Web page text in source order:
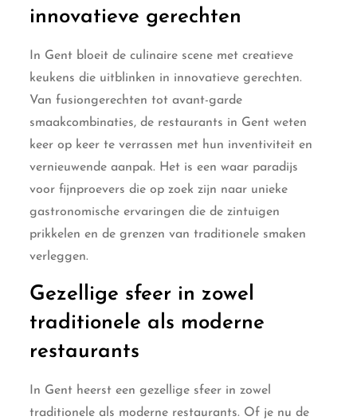
innovatieve gerechten
In Gent bloeit de culinaire scene met creatieve
keukens die uitblinken in innovatieve gerechten.
Van fusiongerechten tot avant-garde
smaakcombinaties, de restaurants in Gent weten
keer op keer te verrassen met hun inventiviteit en
vernieuwende aanpak. Het is een waar paradijs
voor fijnproevers die op zoek zijn naar unieke
gastronomische ervaringen die de zintuigen
prikkelen en de grenzen van traditionele smaken
verleggen.
Gezellige sfeer in zowel
traditionele als moderne
restaurants
In Gent heerst een gezellige sfeer in zowel
traditionele als moderne restaurants. Of je nu de